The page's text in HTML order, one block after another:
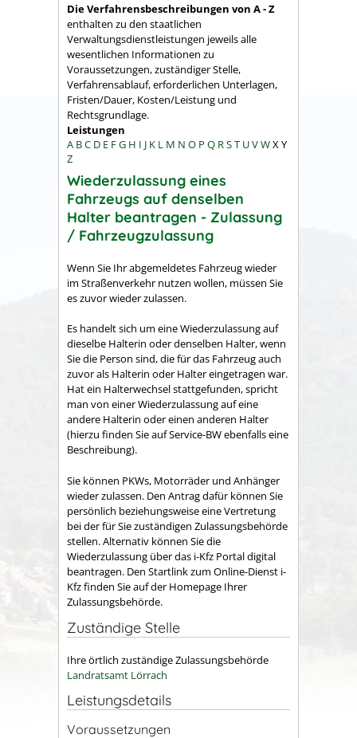
Die Verfahrensbeschreibungen von A - Z
enthalten zu den staatlichen
Verwaltungsdienstleistungen jeweils alle
wesentlichen Informationen zu
Voraussetzungen, zuständiger Stelle,
Verfahrensablauf, erforderlichen Unterlagen,
Fristen/Dauer, Kosten/Leistung und
Rechtsgrundlage.
Leistungen
A BC D E FG H I J K L M N O P Q RST UVWX Y
Z
Wiederzulassung eines
Fahrzeugs auf denselben
Halter beantragen - Zulassung
/ Fahrzeugzulassung
Wenn Sie Ihr abgemeldetes Fahrzeug wieder
im Straßenverkehr nutzen wollen, müssen Sie
es zuvor wieder zulassen.
Es handelt sich um eine Wiederzulassung auf
dieselbe Halterin oder denselben Halter, wenn
Sie die Person sind, die für das Fahrzeug auch
zuvor als Halterin oder Halter eingetragen war.
Hat ein Halterwechsel stattgefunden, spricht
man von einer Wiederzulassung auf eine
andere Halterin oder einen anderen Halter
(hierzu finden Sie auf Service-BW ebenfalls eine
Beschreibung).
Sie können PKWs, Motorräder und Anhänger
wieder zulassen. Den Antrag dafür können Sie
persönlich beziehungsweise eine Vertretung
bei der für Sie zuständigen Zulassungsbehörde
stellen. Alternativ können Sie die
Wiederzulassung über das i-Kfz Portal digital
beantragen. Den Startlink zum Online-Dienst i-
Kfz finden Sie auf der Homepage Ihrer
Zulassungsbehörde.
Zuständige Stelle
Ihre örtlich zuständige Zulassungsbehörde
Landratsamt Lörrach
Leistungsdetails
Voraussetzungen